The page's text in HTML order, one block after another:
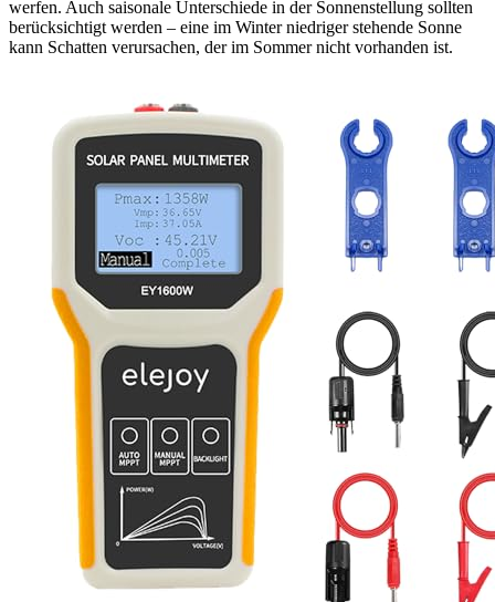
werfen. Auch saisonale Unterschiede in der Sonnenstellung sollten
berücksichtigt werden – eine im Winter niedriger stehende Sonne
kann Schatten verursachen, der im Sommer nicht vorhanden ist.